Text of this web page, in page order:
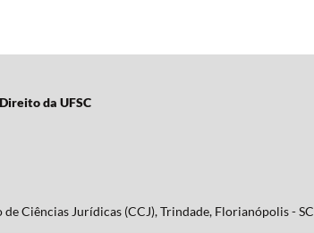
da UFSC
Ciências Jurídicas (CCJ), Trindade, Florianópolis -